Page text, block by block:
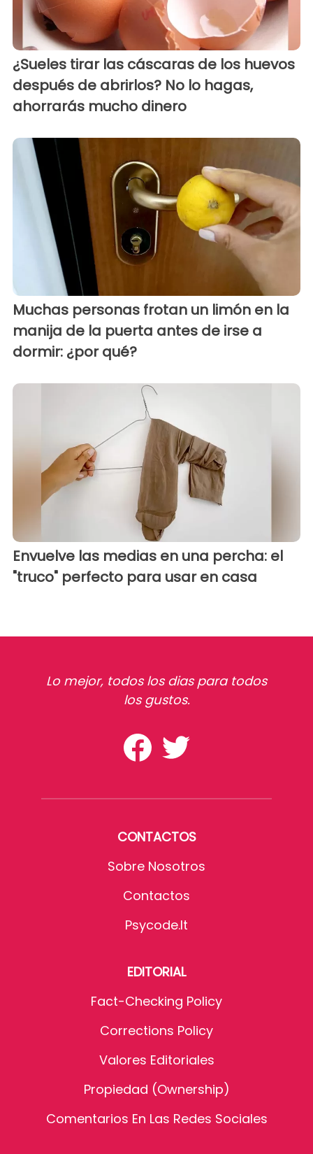
¿Sueles tirar las cáscaras de los huevos
después de abrirlos? No lo hagas,
ahorrarás mucho dinero
Muchas personas frotan un limón en la
manija de la puerta antes de irse a
dormir: ¿por qué?
Envuelve las medias en una percha: el
"truco" perfecto para usar en casa
Lo mejor, todos los dias para todos
los gustos.
CONTACTOS
Sobre Nosotros
Contactos
Psycode.it
EDITORIAL
Fact-Checking Policy
Corrections Policy
Valores Editoriales
Propiedad (Ownership)
Comentarios En Las Redes Sociales